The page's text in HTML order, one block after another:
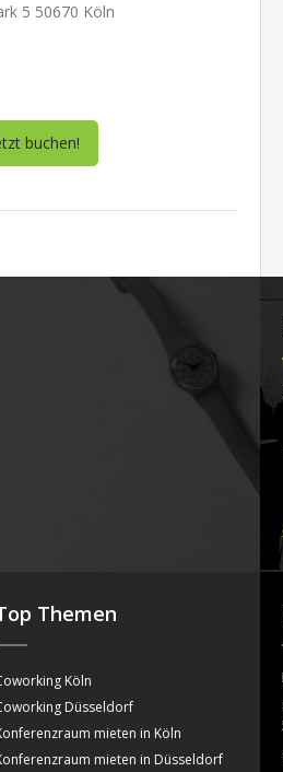
5 50670 Köln
buchen!
Themen
Köln
Düsseldorf
mieten in Köln
mieten in Düsseldorf